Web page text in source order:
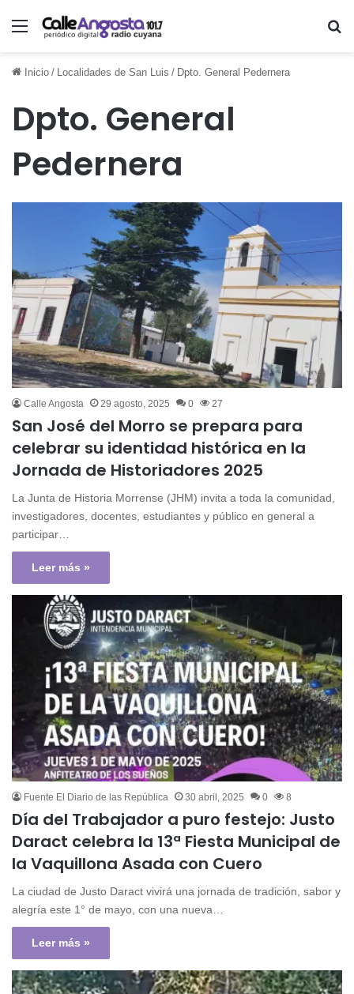
Menú
Inicio / Localidades de San Luis / Dpto. General Pedernera
Dpto. General
Pedernera
Calle Angosta 29 agosto, 2025 0 27
San José del Morro se prepara para
celebrar su identidad histórica en la
Jornada de Historiadores 2025
La Junta de Historia Morrense (JHM) invita a toda la comunidad,
investigadores, docentes, estudiantes y público en general a
participar…
Leer más »
Fuente El Diario de las República 30 abril, 2025 0 8
Día del Trabajador a puro festejo: Justo
Daract celebra la 13ª Fiesta Municipal de
la Vaquillona Asada con Cuero
La ciudad de Justo Daract vivirá una jornada de tradición, sabor y
alegría este 1° de mayo, con una nueva…
Leer más »